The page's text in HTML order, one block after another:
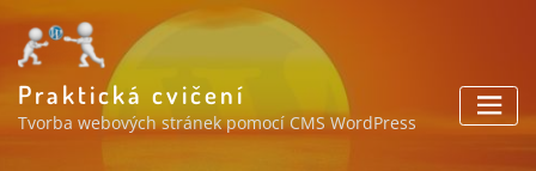
Skip
content
Praktická cvičení
Tvorba webových stránek pomocí CMS WordPress